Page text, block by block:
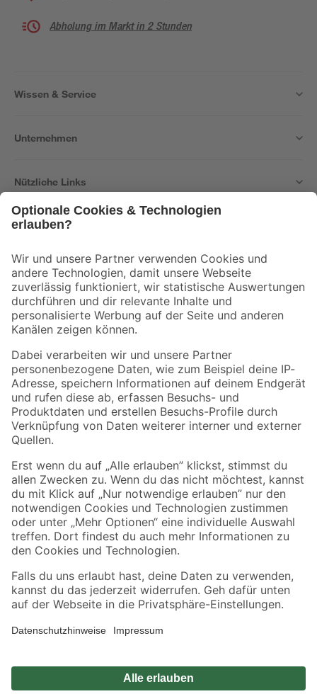
Abholung im Markt in 2 Stunden
Wissen & Service
Unternehmen
Nützliche Links
Der toom Newsletter: Keine Angebote und Aktionen mehr verpassen!
Zur Newsletter Anmeldung
Folge uns
Zahlungsarten Versandarten
Sicher einkaufen
Jetzt die toom-App herunterladen
Alle Preisangaben in EUR inkl. gesetzl. MwSt.. Die dargestellten Angebote sind unter
Umständen nicht in allen Märkten verfügbar. Die angegebenen Verfügbarkeiten beziehen
Produkte nur solange der Vorrat reicht.
*Paketversand ab 59 € versandkostenfrei, gilt nicht für Artikel mit Speditionsversand, hier
Privatsphäre Impressum